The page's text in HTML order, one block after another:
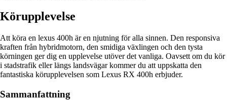
Körupplevelse
Att köra en lexus 400h är en njutning för alla sinnen. Den responsiva
kraften från hybridmotorn, den smidiga växlingen och den tysta
körningen ger dig en upplevelse utöver det vanliga. Oavsett om du kör
i stadstrafik eller längs landsvägar kommer du att uppskatta den
fantastiska körupplevelsen som Lexus RX 400h erbjuder.
Sammanfattning